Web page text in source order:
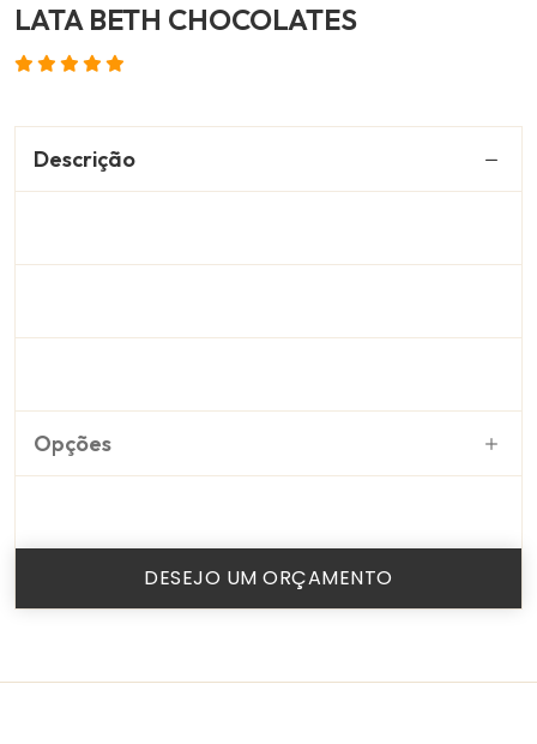
LATA BETH CHOCOLATES
Descrição
Opções
DESEJO UM ORÇAMENTO